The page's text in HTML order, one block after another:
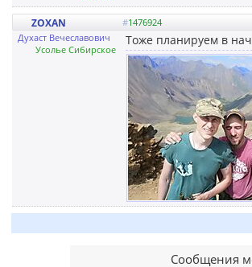
ZOXAN #1476924
Духаст Вечеславович
Усолье Сибирское
Тоже планируем в
Сообщения